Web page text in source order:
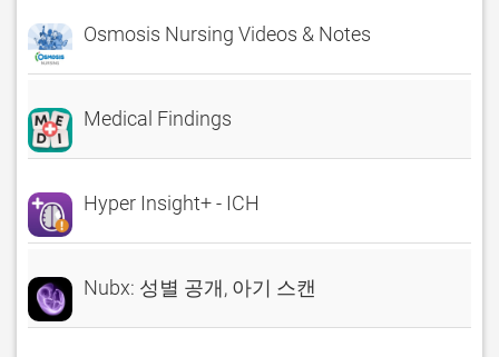
Osmosis Nursing Videos & Notes
Medical Findings
Hyper Insight+ - ICH
Nubx: 성별 공개, 아기 스캔